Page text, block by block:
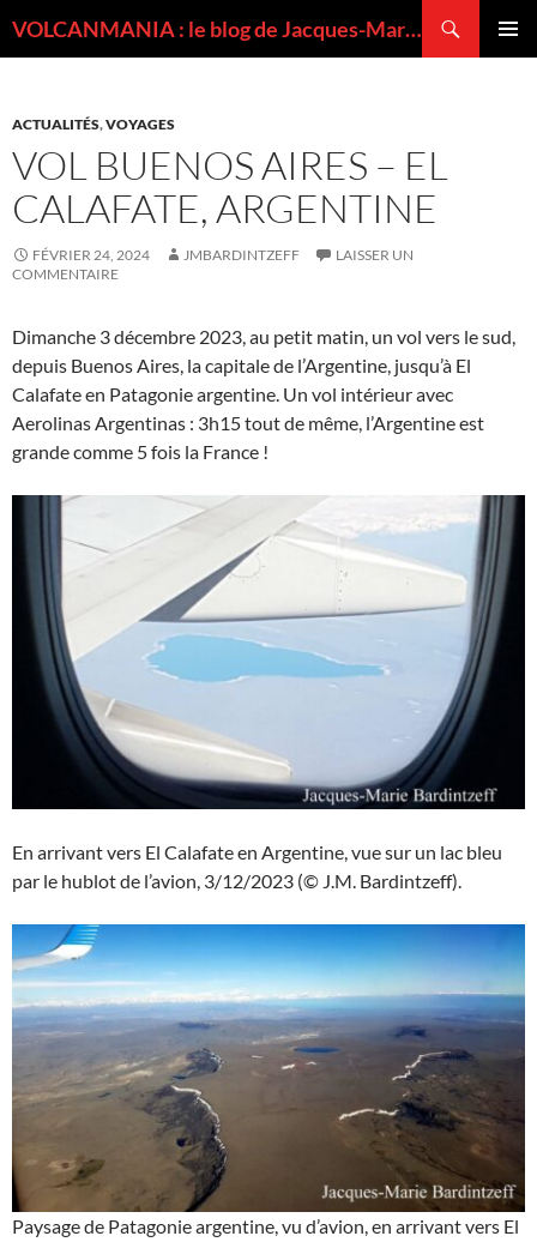
VOLCANMANIA : le blog de Jacques-Marie BARDINTZEFF, volcanologue
ACTUALITÉS,VOYAGES
VOL BUENOS AIRES – EL
CALAFATE, ARGENTINE
FÉVRIER 24, 2024 JMBARDINTZEFF
LAISSER UN
COMMENTAIRE
Dimanche 3 décembre 2023, au petit matin, un vol vers le sud,
depuis Buenos Aires, la capitale de l’Argentine, jusqu’à El
Calafate en Patagonie argentine. Un vol intérieur avec
Aerolinas Argentinas : 3h15 tout de même, l’Argentine est
grande comme 5 fois la France !
En arrivant vers El Calafate en Argentine, vue sur un lac bleu
par le hublot de l’avion, 3/12/2023 (© J.M. Bardintzeff).
Paysage de Patagonie argentine, vu d’avion, en arrivant vers El